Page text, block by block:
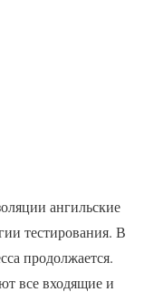
ангильские
тестирования. В
продолжается.
все входящие и